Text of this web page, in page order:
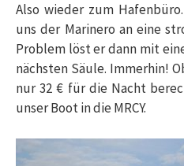
Also wieder zum
uns der Marinero an eine
Problem löst er dann mit
nächsten Säule. Immerhin!
nur 32 € für die Nacht
unser Boot in die MRCY.